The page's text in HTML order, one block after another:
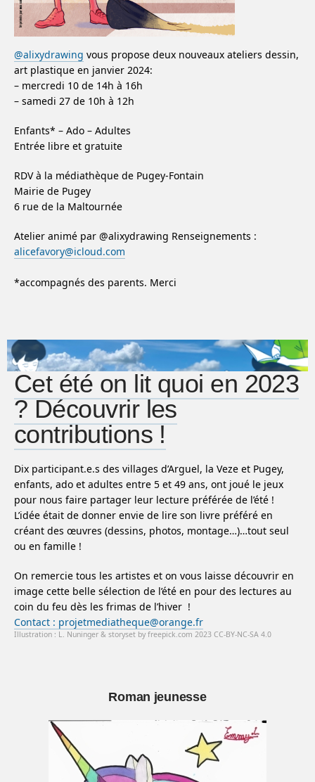
@alixydrawing vous propose deux nouveaux ateliers dessin,
art plastique en janvier 2024:
– mercredi 10 de 14h à 16h
– samedi 27 de 10h à 12h
Enfants* – Ado – Adultes
Entrée libre et gratuite
RDV à la médiathèque de Pugey-Fontain
Mairie de Pugey
6 rue de la Maltournée
Atelier animé par @alixydrawing Renseignements :
alicefavory@icloud.com
*accompagnés des parents. Merci
Cet été on lit quoi en 2023
? Découvrir les
contributions !
Dix participant.e.s des villages d’Arguel, la Veze et Pugey,
enfants, ado et adultes entre 5 et 49 ans, ont joué le jeux
pour nous faire partager leur lecture préférée de l’été !
L’idée était de donner envie de lire son livre préféré en
créant des œuvres (dessins, photos, montage…)…tout seul
ou en famille !
On remercie tous les artistes et on vous laisse découvrir en
image cette belle sélection de l’été en pour des lectures au
coin du feu dès les frimas de l’hiver !
Contact : projetmediatheque@orange.fr
Illustration : L. Nuninger & storyset by freepick.com 2023 CC-BY-NC-SA 4.0
Roman jeunesse